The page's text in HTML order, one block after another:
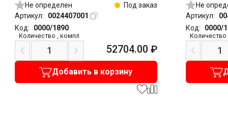
Тандем Сайд
Не определен
Под заказ
Артикул:
0024407001
Код:
0000/1890
Количество ,компл
52704.00 ₽
Добавить в корзину
Не
Артикул:
Код:
0000/
Количество